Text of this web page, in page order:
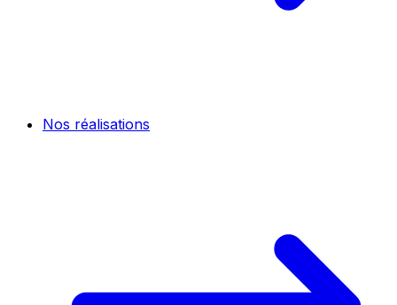
Nos réalisations